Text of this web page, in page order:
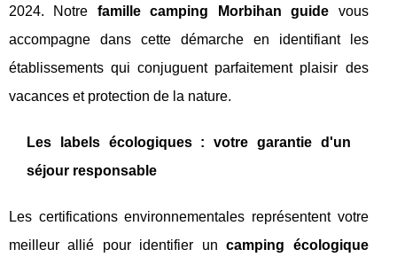
2024. Notre famille camping Morbihan guide vous
accompagne dans cette démarche en identifiant les
établissements qui conjuguent parfaitement plaisir des
vacances et protection de la nature.
Les labels écologiques : votre garantie d'un
séjour responsable
Les certifications environnementales représentent votre
meilleur allié pour identifier uncamping écologique